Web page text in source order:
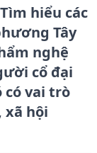
hiểu các
Tây
nghệ
cổ đại
có vai trò
xã hội